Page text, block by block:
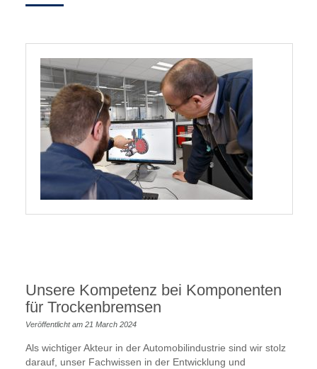
Unsere Kompetenz bei Komponenten
für Trockenbremsen
Veröffentlicht am 21 March 2024
Als wichtiger Akteur in der Automobilindustrie sind wir stolz
darauf, unser Fachwissen in der Entwicklung und